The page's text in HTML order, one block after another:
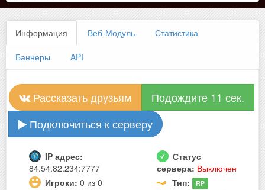
Информация Веб-Модуль Статистика
Баннеры API
Рассказать друзьям
Подождите 11 сек.
Подключиться к серверу
IP адрес:
84.54.82.234:7777
Статус
сервера: Выключен
Игроки: 0 из 0 Тип: RP